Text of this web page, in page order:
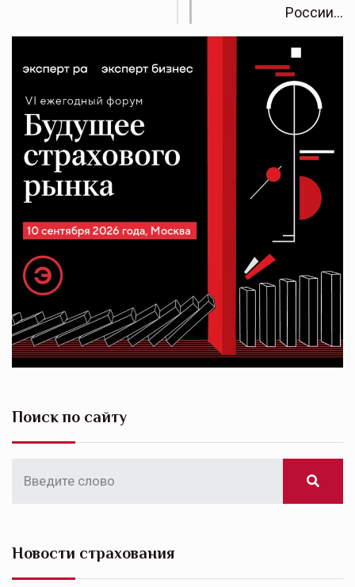
России…
Поиск по сайту
Новости страхования